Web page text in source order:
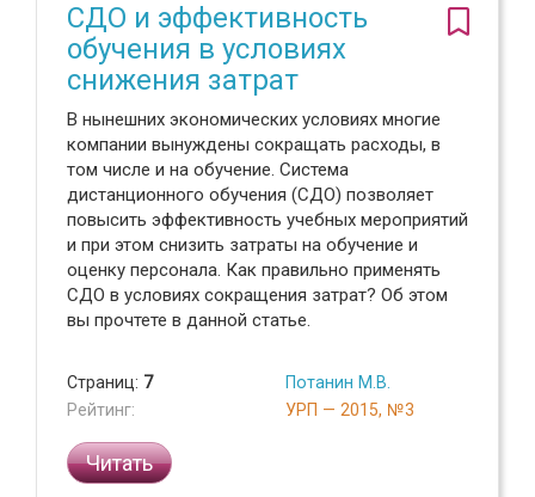
СДО и эффективность
обучения в условиях
снижения затрат
В нынешних экономических условиях многие
компании вынуждены сокращать расходы, в
том числе и на обучение. Система
дистанционного обучения (СДО) позволяет
повысить эффективность учебных мероприятий
и при этом снизить затраты на обучение и
оценку персонала. Как правильно применять
СДО в условиях сокращения затрат? Об этом
вы прочтете в данной статье.
Страниц: 7
Рейтинг:
Потанин М.В.
УРП — 2015, №3
Читать